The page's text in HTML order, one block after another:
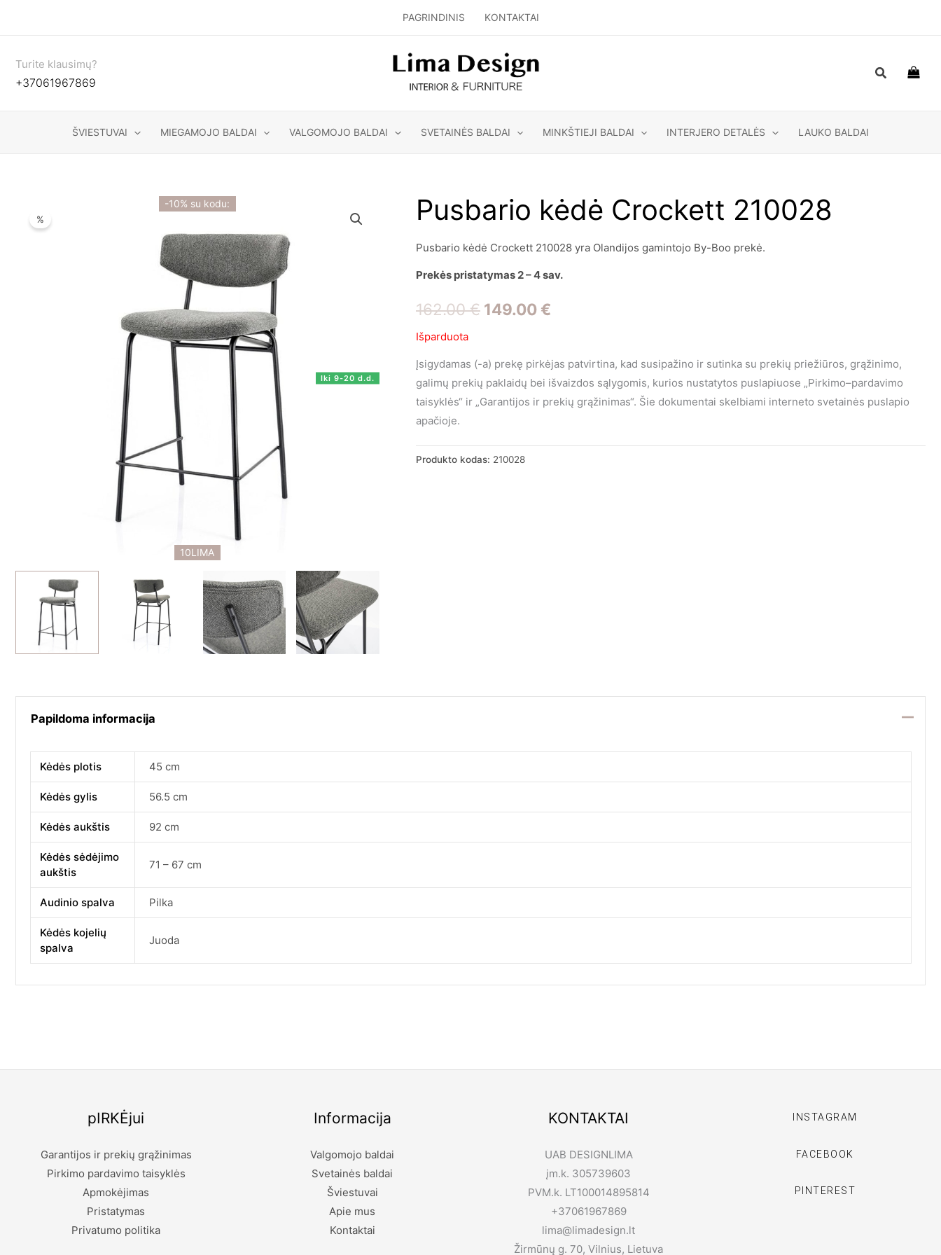
PAGRINDINIS KONTAKTAI
Turite klausimų?
+37061967869
Paieška
ŠVIESTUVAI MIEGAMOJO BALDAI VALGOMOJO BALDAI SVETAINĖS BALDAI MINKŠTIEJI BALDAI INTERJERO DETALĖS LAUKO BALDAI
%
10LIMA
-10% su kodu:
Iki 9-20 d.d.
Pusbario kėdė Crockett 210028
Pusbario kėdė Crockett 210028 yra Olandijos gamintojo By-Boo prekė.
Prekės pristatymas 2 – 4 sav.
162.00€ Original
was:
162.00 €.
149.00 €
is:
149.00 €.
Išparduota
Įsigydamas (-a) prekę pirkėjas patvirtina, kad susipažino ir sutinka su prekių priežiūros, grąžinimo,
galimų prekių paklaidų bei išvaizdos sąlygomis, kurios nustatytos puslapiuose „Pirkimo–pardavimo
taisyklės“ ir „Garantijos ir prekių grąžinimas“. Šie dokumentai skelbiami interneto svetainės puslapio
apačioje.
Produkto kodas: 210028
Papildoma informacija
Kėdės plotis 45 cm
Kėdės gylis 56.5 cm
Kėdės aukštis 92 cm
Kėdės sėdėjimo
aukštis
71 – 67 cm
Audinio spalva Pilka
Kėdės kojelių
spalva
Juoda
pIRKĖjui
Garantijos ir prekių grąžinimas
Pirkimo pardavimo taisyklės
Apmokėjimas
Pristatymas
Privatumo politika
Informacija
Valgomojo baldai
Svetainės baldai
Šviestuvai
Apie mus
Kontaktai
KONTAKTAI
UAB DESIGNLIMA
įm.k. 305739603
PVM.k. LT100014895814
+37061967869
lima@limadesign.lt
Žirmūnų g. 70, Vilnius, Lietuva
INSTAGRAM
FACEBOOK
PINTEREST